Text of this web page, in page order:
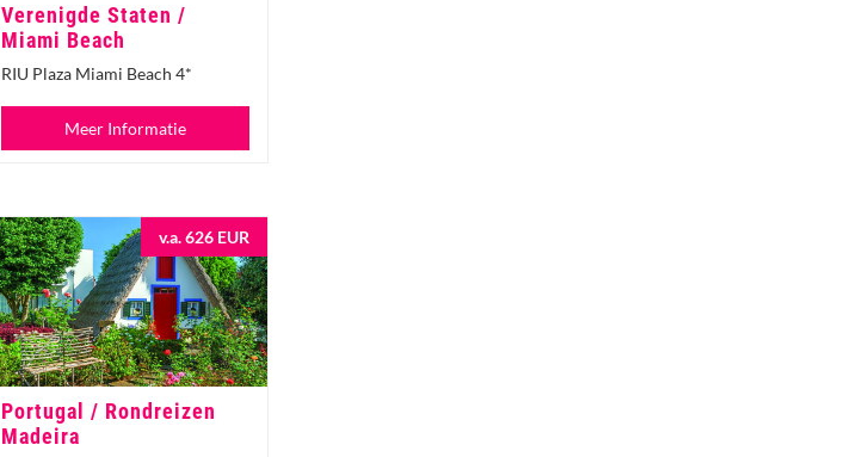
Verenigde Staten /
Miami Beach
RIU Plaza Miami Beach 4*
Meer Informatie
v.a. 626 EUR
Portugal / Rondreizen
Madeira